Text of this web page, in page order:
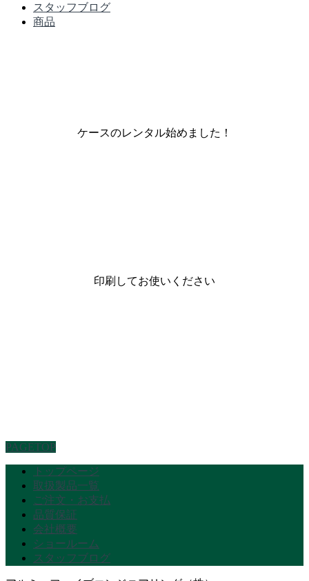
スタッフブログ
商品
ケースのレンタル始めました！
印刷してお使いください
PAGETOP
トップページ
取扱製品一覧
ご注文・お支払
品質保証
会社概要
ショールーム
スタッフブログ